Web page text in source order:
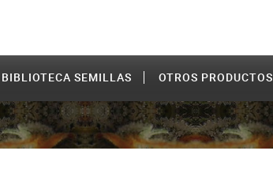
BIBLIOTECA SEMILLAS OTROS PRODUCTOS